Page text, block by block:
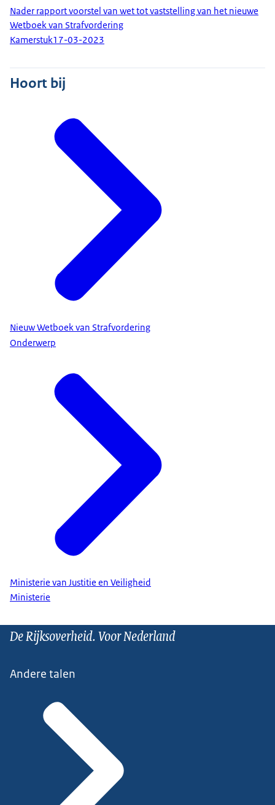
Nader rapport voorstel van wet tot vaststelling van het nieuwe
Wetboek van Strafvordering
Kamerstuk17-03-2023
Hoort bij
Nieuw Wetboek van Strafvordering
Onderwerp
Ministerie van Justitie en Veiligheid
Ministerie
De Rijksoverheid. Voor Nederland
Andere talen